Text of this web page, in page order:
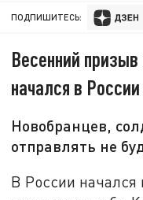
ПОДПИШИТЕСЬ:
Весенний
начался в
Новобранцев,
отправлять не
В России начался